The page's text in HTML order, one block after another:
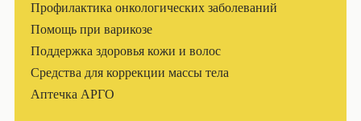
Профилактика онкологических заболеваний
Помощь при варикозе
Поддержка здоровья кожи и волос
Средства для коррекции массы тела
Аптечка АРГО